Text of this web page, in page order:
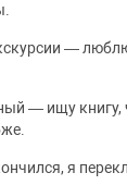
—
— ищу книгу,
я